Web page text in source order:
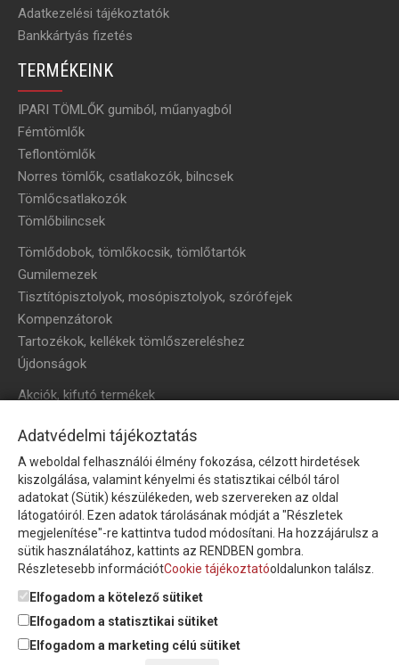
Adatkezelési tájékoztatók
Bankkártyás fizetés
TERMÉKEINK
IPARI TÖMLŐK gumiból, műanyagból
Fémtömlők
Teflontömlők
Norres tömlők, csatlakozók, bilncsek
Tömlőcsatlakozók
Tömlőbilincsek
Tömlődobok, tömlőkocsik, tömlőtartók
Gumilemezek
Tisztítópisztolyok, mosópisztolyok, szórófejek
Kompenzátorok
Tartozékok, kellékek tömlőszereléshez
Újdonságok
Akciók, kifutó termékek
HÍRLEVÉL
Íratkozzon fel hírlevelünkre!
Feliratkozom a hírlevélre és nyilatkozom, hogy azadatkezelési
tájékoztatót elolvastam, megismertem és elfogadom.
© Copyright Triász-Tömlő Kft. | Minden jog fenntartva!
Adatvédelmi tájékoztatás
A weboldal felhasználói élmény fokozása, célzott hirdetések
kiszolgálása, valamint kényelmi és statisztikai célból tárol
adatokat (Sütik) készülékeden, web szervereken az oldal
látogatóiról. Ezen adatok tárolásának módját a "Részletek
megjelenítése"-re kattintva tudod módosítani. Ha hozzájárulsz a
sütik használatához, kattints az RENDBEN gombra.
Részletesebb információtCookie tájékoztatóoldalunkon találsz.
Elfogadom a kötelező sütiket
Elfogadom a statisztikai sütiket
Elfogadom a marketing célú sütiket